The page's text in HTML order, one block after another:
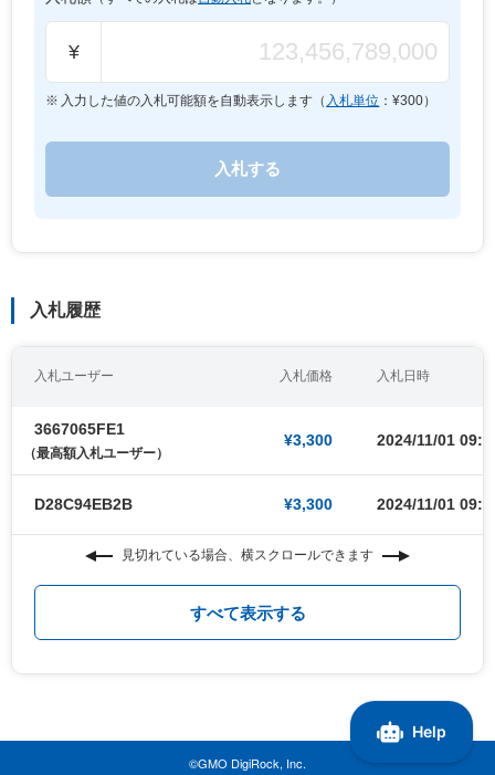
¥
入力した値の入札可能額を自動表示します（ 入札単位 ：¥300）
入札履歴
入札ユーザー 入札価格 入札日時
3667065FE1
（最高額入札ユーザー）
¥3,300 2024/11/01
D28C94EB2B ¥3,300 2024/11/01
見切れている場合、横スクロールできます
すべて表示する
©GMO DigiRock, Inc.